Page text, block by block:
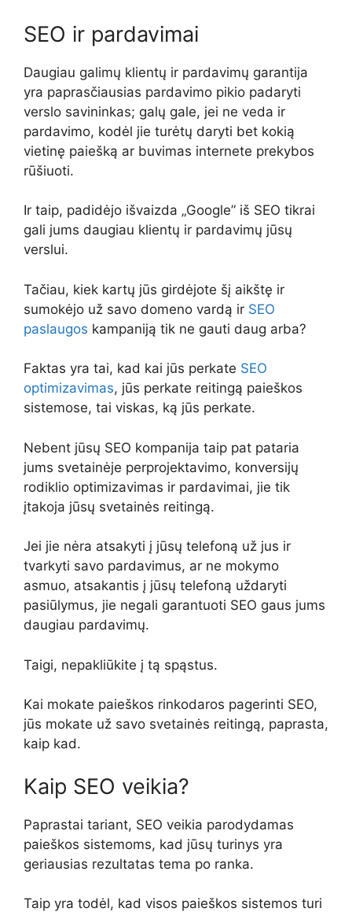
SEO ir pardavimai
Daugiau galimų klientų ir pardavimų garantija
yra paprasčiausias pardavimo pikio padaryti
verslo savininkas; galų gale, jei ne veda ir
pardavimo, kodėl jie turėtų daryti bet kokią
vietinę paiešką ar buvimas internete prekybos
rūšiuoti.
Ir taip, padidėjo išvaizda „Google” iš SEO tikrai
gali jums daugiau klientų ir pardavimų jūsų
verslui.
Tačiau, kiek kartų jūs girdėjote šį aikštę ir
sumokėjo už savo domeno vardą ir SEO
paslaugos kampaniją tik ne gauti daug arba?
Faktas yra tai, kad kai jūs perkate SEO
optimizavimas, jūs perkate reitingą paieškos
sistemose, tai viskas, ką jūs perkate.
Nebent jūsų SEO kompanija taip pat pataria
jums svetainėje perprojektavimo, konversijų
rodiklio optimizavimas ir pardavimai, jie tik
įtakoja jūsų svetainės reitingą.
Jei jie nėra atsakyti į jūsų telefoną už jus ir
tvarkyti savo pardavimus, ar ne mokymo
asmuo, atsakantis į jūsų telefoną uždaryti
pasiūlymus, jie negali garantuoti SEO gaus jums
daugiau pardavimų.
Taigi, nepakliūkite į tą spąstus.
Kai mokate paieškos rinkodaros pagerinti SEO,
jūs mokate už savo svetainės reitingą, paprasta,
kaip kad.
Kaip SEO veikia?
Paprastai tariant, SEO veikia parodydamas
paieškos sistemoms, kad jūsų turinys yra
geriausias rezultatas tema po ranka.
Taip yra todėl, kad visos paieškos sistemos turi